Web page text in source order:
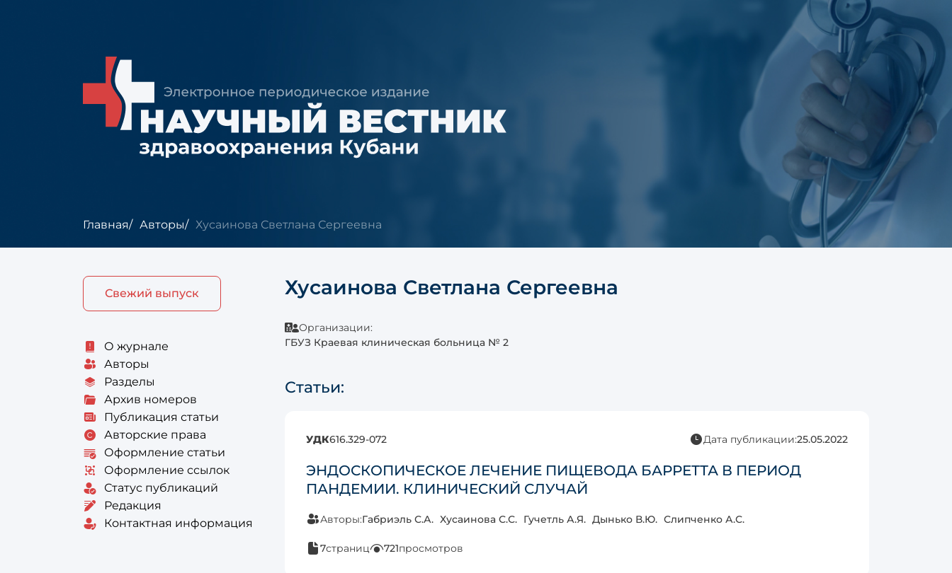
Главная Авторы Хусаинова Светлана Сергеевна
Свежий выпуск
О журнале
Авторы
Разделы
Архив номеров
Публикация статьи
Авторские права
Оформление статьи
Оформление ссылок
Статус публикаций
Редакция
Контактная информация
Хусаинова Светлана Сергеевна
Организации:
ГБУЗ Краевая клиническая больница № 2
Статьи:
УДК616.329-072 Дата публикации:25.05.2022
ЭНДОСКОПИЧЕСКОЕ ЛЕЧЕНИЕ ПИЩЕВОДА БАРРЕТТА В ПЕРИОД
ПАНДЕМИИ. КЛИНИЧЕСКИЙ СЛУЧАЙ
Авторы:Габриэль С.А. Хусаинова С.С. Гучетль А.Я. Дынько В.Ю. Слипченко А.С.
7страниц 721просмотров